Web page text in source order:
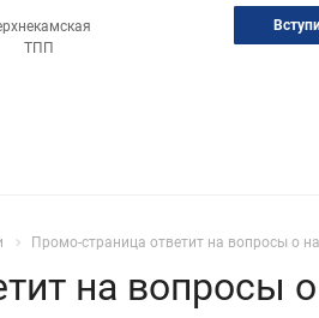
ТПП
Промо-страница ответит на вопросы о
на вопросы